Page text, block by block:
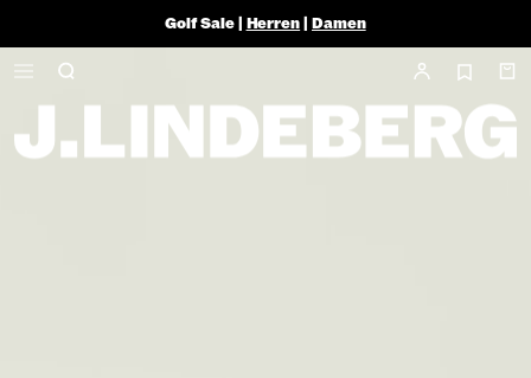
Golf Sale | Herren| Damen